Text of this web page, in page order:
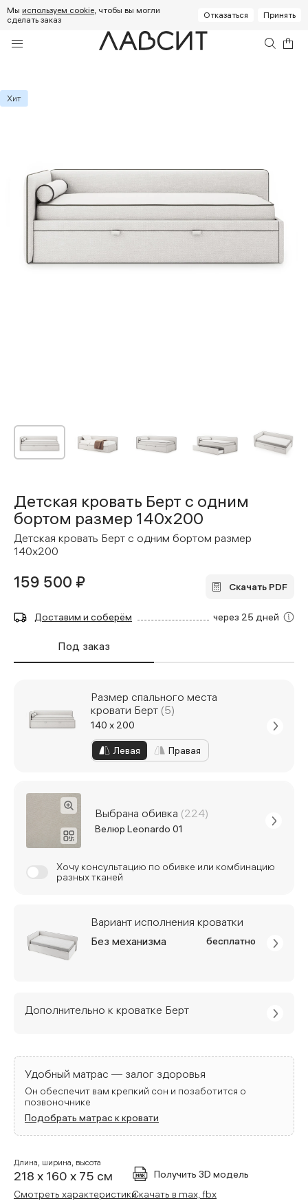
Мы используем cookie, чтобы вы могли
сделать заказ
Отказаться Принять
Под заказ
Размер спального места
кровати Берт (5)
140 x 200
Левая Правая
Выбрана обивка (224)
Велюр Leonardo 01
Хочу консультацию по обивке или комбинацию
разных тканей
Вариант исполнения кроватки
Без механизма
бесплатно
Дополнительно к кроватке Берт
Детская кровать Берт с одним
бортом размер 140x200
Детская кровать Берт с одним бортом размер
140x200
159 500 ₽ Скачать PDF
Доставим и соберём через 25 дней
Удобный матрас — залог здоровья
Он обеспечит вам крепкий сон и позаботится о
позвоночнике
Подобрать матрас к кровати
Длина, ширина, высота
218 x 160 x 75 см
Смотреть характеристики
Получить 3D модель
Скачать в max, fbx